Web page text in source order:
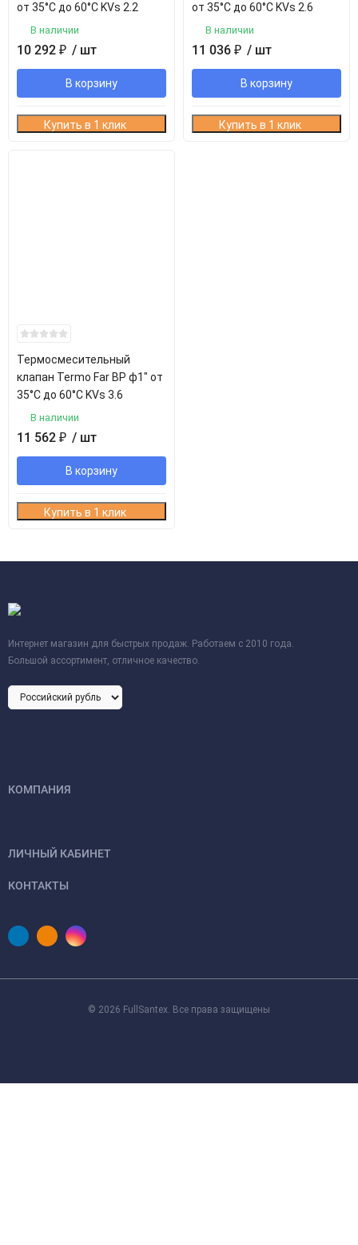
от 35°С до 60°С KVs 2.2
В наличии
10 292 ₽ / шт
В корзину
Купить в 1 клик
от 35°С до 60°С KVs 2.6
В наличии
11 036 ₽ / шт
В корзину
Купить в 1 клик
Термосмесительный
клапан Termo Far ВР ф1" от
35°С до 60°С KVs 3.6
В наличии
11 562 ₽ / шт
В корзину
Купить в 1 клик
Интернет магазин для быстрых продаж. Работаем с 2010 года.
Большой ассортимент, отличное качество.
КОМПАНИЯ
ЛИЧНЫЙ КАБИНЕТ
КОНТАКТЫ
© 2026 FullSantex. Все права защищены